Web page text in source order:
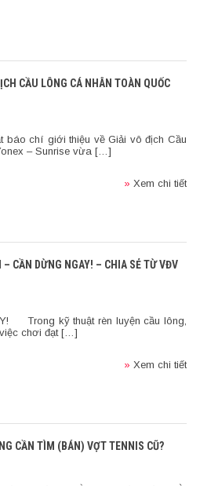
CẦU LÔNG CÁ NHÂN TOÀN QUỐC
chí giới thiệu về Giải vô địch Cầu
– Sunrise vừa […]
» Xem chi tiết
– CẦN DỪNG NGAY! – CHIA SẺ TỪ VĐV
Trong kỹ thuật rèn luyện cầu lông,
chơi đạt […]
» Xem chi tiết
CẦN TÌM (BÁN) VỢT TENNIS CŨ?